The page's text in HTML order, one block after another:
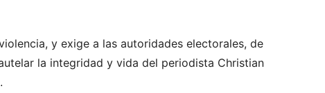
y exige a las autoridades electorales, de
la integridad y vida del periodista Christian